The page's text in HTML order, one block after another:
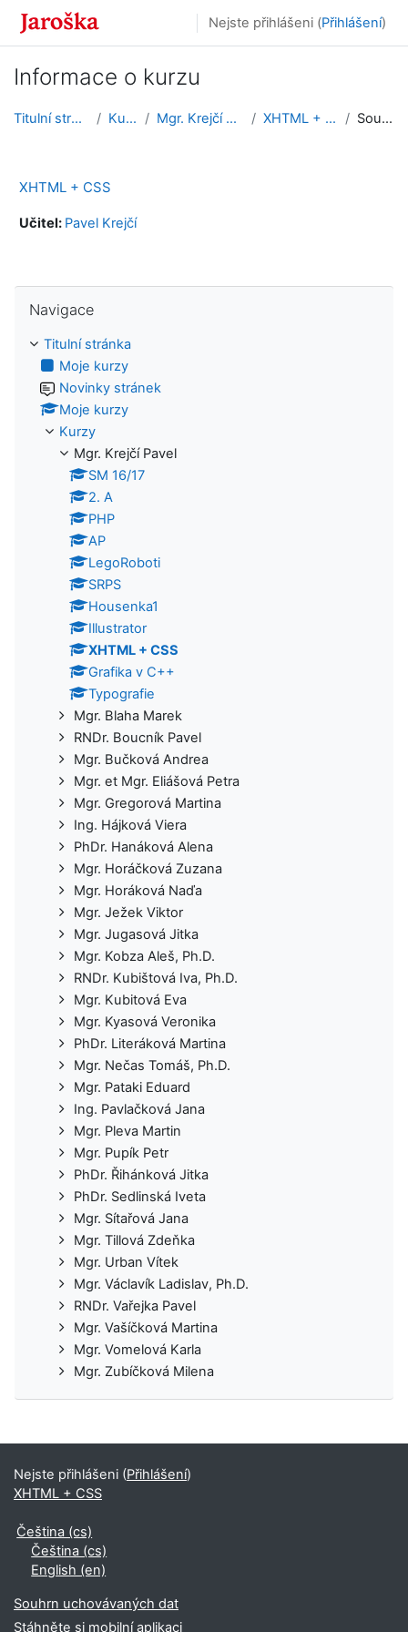
Přejít k hlavnímu obsahu
Nejste přihlášeni (Přihlášení)
Informace o kurzu
Titulní stránka Kurzy Mgr. Krejčí Pavel XHTML + CSS Souhrn
XHTML + CSS
Učitel: Pavel Krejčí
Navigace
Titulní stránka
Moje kurzy
Novinky stránek
Moje kurzy
Kurzy
Mgr. Krejčí Pavel
SM 16/17
2. A
PHP
AP
LegoRoboti
SRPS
Housenka1
Illustrator
XHTML + CSS
Grafika v C++
Typografie
Mgr. Blaha Marek
RNDr. Boucník Pavel
Mgr. Bučková Andrea
Mgr. et Mgr. Eliášová Petra
Mgr. Gregorová Martina
Ing. Hájková Viera
PhDr. Hanáková Alena
Mgr. Horáčková Zuzana
Mgr. Horáková Naďa
Mgr. Ježek Viktor
Mgr. Jugasová Jitka
Mgr. Kobza Aleš, Ph.D.
RNDr. Kubištová Iva, Ph.D.
Mgr. Kubitová Eva
Mgr. Kyasová Veronika
PhDr. Literáková Martina
Mgr. Nečas Tomáš, Ph.D.
Mgr. Pataki Eduard
Ing. Pavlačková Jana
Mgr. Pleva Martin
Mgr. Pupík Petr
PhDr. Řihánková Jitka
PhDr. Sedlinská Iveta
Mgr. Sítařová Jana
Mgr. Tillová Zdeňka
Mgr. Urban Vítek
Mgr. Václavík Ladislav, Ph.D.
RNDr. Vařejka Pavel
Mgr. Vašíčková Martina
Mgr. Vomelová Karla
Mgr. Zubíčková Milena
Nejste přihlášeni (Přihlášení)
XHTML + CSS
Čeština ‎(cs)‎
Čeština ‎(cs)‎
English ‎(en)‎
Souhrn uchovávaných dat
Stáhněte si mobilní aplikaci